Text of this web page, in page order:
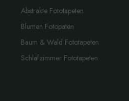
Abstrakte Fototapeten
Blumen Fotopaten
Baum & Wald Fototapeten
Schlafzimmer Fototapeten